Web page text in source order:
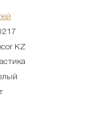
KZ